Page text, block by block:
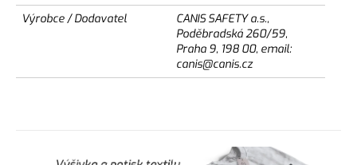
Výrobce / Dodavatel
CANIS SAFETY a.s.,
Poděbradská 260/59,
Praha 9, 198 00, email:
canis@canis.cz